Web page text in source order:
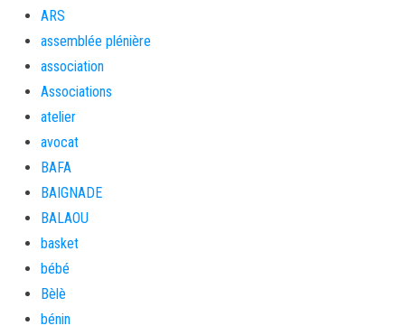
ARS
assemblée plénière
association
Associations
atelier
avocat
BAFA
BAIGNADE
BALAOU
basket
bébé
Bèlè
bénin